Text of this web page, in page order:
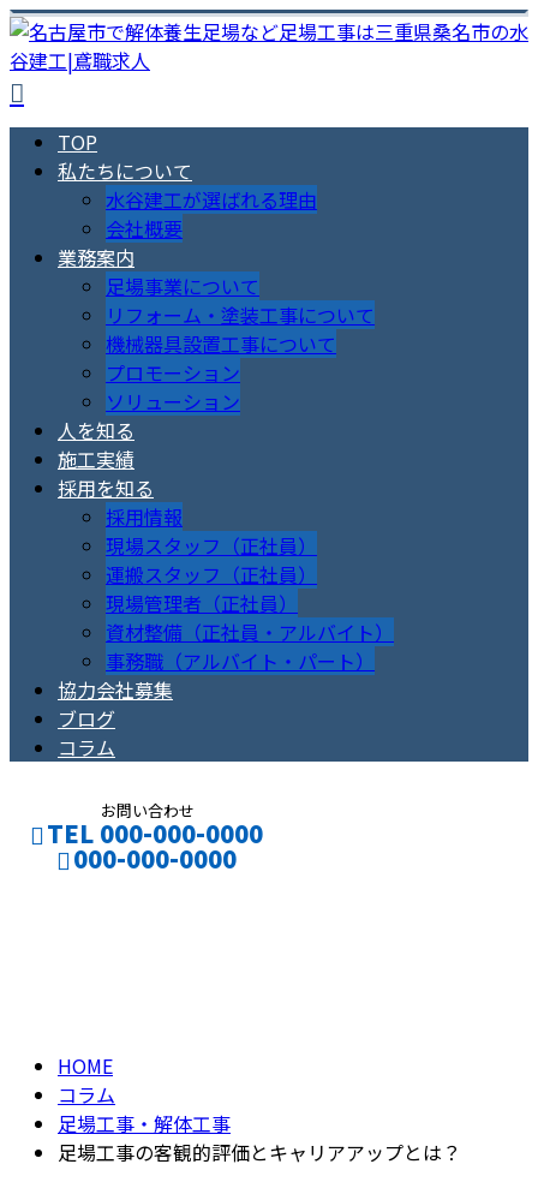
TOP
私たちについて
水谷建工が選ばれる理由
会社概要
業務案内
足場事業について
リフォーム・塗装工事について
機械器具設置工事について
プロモーション
ソリューション
人を知る
施工実績
採用を知る
採用情報
現場スタッフ（正社員）
運搬スタッフ（正社員）
現場管理者（正社員）
資材整備（正社員・アルバイト）
事務職（アルバイト・パート）
協力会社募集
ブログ
コラム
お問い合わせ
TEL 000-000-0000
000-000-0000
HOME
コラム
足場工事・解体工事
足場工事の客観的評価とキャリアアップとは？